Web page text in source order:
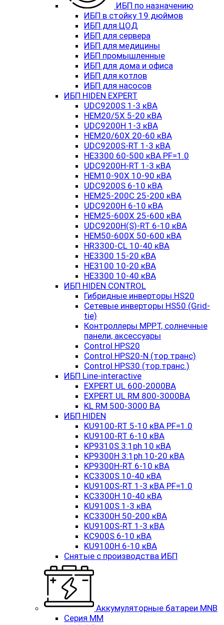
ИБП по назначению
ИБП в стойку 19 дюймов
ИБП для ЦОД
ИБП для сервера
ИБП для медицины
ИБП промышленные
ИБП для дома и офиса
ИБП для котлов
ИБП для насосов
ИБП HIDEN EXPERT
UDC9200S 1-3 кВА
HEM20/5X 5-20 кВА
UDC9200H 1-3 кВА
HEM20/60X 20-60 кВА
UDC9200S-RT 1-3 кВА
HE3300 60-500 кВА PF=1.0
UDC9200H-RT 1-3 кВА
HEM10-90X 10-90 кВА
UDC9200S 6-10 кВА
HEM25-200C 25-200 кВА
UDC9200H 6-10 кВА
HEM25-600X 25-600 кВА
UDC9200H(S)-RT 6-10 кВА
HEM50-600X 50-600 кВА
HR3300-CL 10-40 кВА
HE3300 15-20 кВА
HE3100 10-20 кВА
HE3300 10-40 кВА
ИБП HIDEN CONTROL
Гибридные инверторы HS20
Сетевые инверторы HS50 (Grid-
tie)
Контроллеры MPPT, солнечные
панели, аксессуары
Control HPS20
Control HPS20-N (тор.транс)
Control HPS30 (тор.транс.)
ИБП Line-interactive
EXPERT UL 600-2000ВА
EXPERT UL RM 800-3000ВА
KL RM 500-3000 ВА
ИБП HIDEN
KU9100-RT 5-10 кВА PF=1.0
KU9100-RT 6-10 кВА
KP9310S 3:1ph 10 кВА
KP9300H 3:1ph 10-20 кВА
KP9300H-RT 6-10 кВА
KC3300S 10-40 кВА
KU9100S-RT 1-3 кВА PF=1.0
KC3300H 10-40 кВА
KU9100S 1-3 кВА
KC3300H 50-200 кВА
KU9100S-RT 1-3 кВА
KC900S 6-10 кВА
KU9100H 6-10 кВА
Снятые с производства ИБП
Аккумуляторные батареи MNB
Серия MM